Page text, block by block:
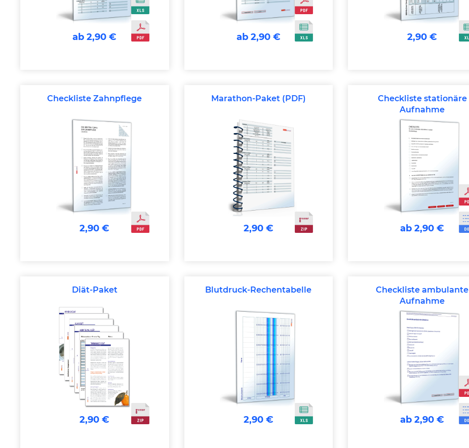
ab 2,90 € ab 2,90 € 2,90 €
Checkliste Zahnpflege
2,90 €
Marathon-Paket (PDF)
2,90 €
Checkliste stationäre
Aufnahme
ab 2,90 €
Diät-Paket
2,90 €
Blutdruck-Rechentabelle
2,90 €
Checkliste ambulante
Aufnahme
ab 2,90 €